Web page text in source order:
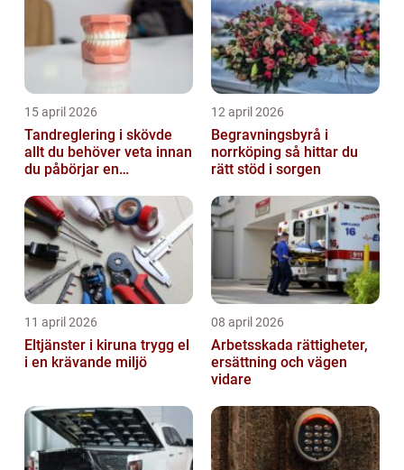
15 april 2026
Tandreglering i skövde
allt du behöver veta innan
du påbörjar en
12 april 2026
Begravningsbyrå i
norrköping så hittar du
rätt stöd i sorgen
11 april 2026
Eltjänster i kiruna trygg el
i en krävande miljö
08 april 2026
Arbetsskada rättigheter,
ersättning och vägen
vidare